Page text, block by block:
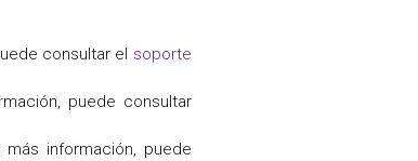
consultar el soporte
puede consultar
información, puede